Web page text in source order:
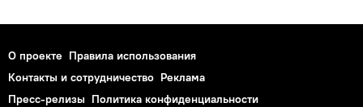
О проекте Правила использования
Контакты и сотрудничество Реклама
Пресс-релизы Политика конфиденциальности